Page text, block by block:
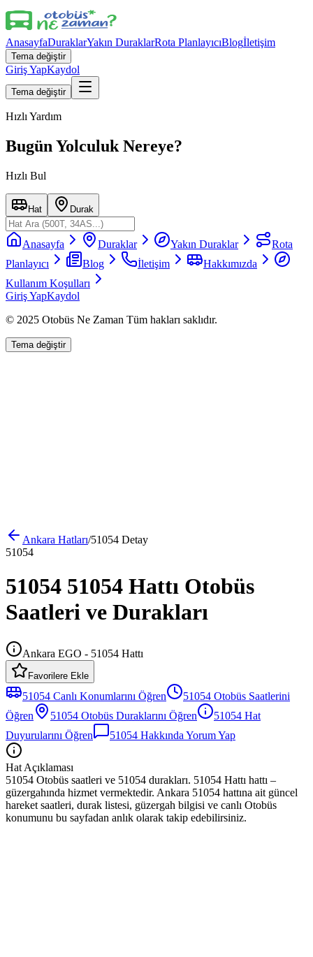
AnasayfaDuraklarYakın DuraklarRota PlanlayıcıBlogİletişim
Tema değiştir
Giriş YapKaydol
Tema değiştir
Hızlı Yardım
Bugün Yolculuk Nereye?
Hızlı Bul
Hat Durak
Anasayfa Duraklar Yakın Duraklar
Rota
Planlayıcı
Blog İletişim
Hakkımızda
Kullanım Koşulları
Giriş YapKaydol
© 2025 Otobüs Ne Zaman Tüm hakları saklıdır.
Tema değiştir
Ankara Hatları/51054 Detay
51054
51054 51054 Hattı Otobüs
Saatleri ve Durakları
Ankara EGO - 51054 Hattı
Favorilere Ekle
51054 Canlı Konumlarını Öğren 51054 Otobüs Saatlerini
Öğren
51054 Otobüs Duraklarını Öğren 51054 Hat
Duyurularını Öğren
51054 Hakkında Yorum Yap
Hat Açıklaması
51054 Otobüs saatleri ve 51054 durakları. 51054 Hattı hattı –
güzergahında hizmet vermektedir. Ankara 51054 hattına ait güncel
hareket saatleri, durak listesi, güzergah bilgisi ve canlı Otobüs
konumunu bu sayfadan anlık olarak takip edebilirsiniz.